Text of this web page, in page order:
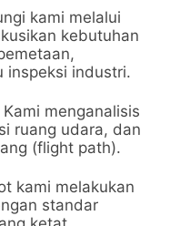
kami melalui
kebutuhan
inspeksi industri.
Kami menganalisis
ruang udara, dan
(flight path).
kami melakukan
standar